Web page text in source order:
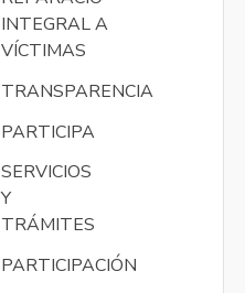
INTEGRAL A
VÍCTIMAS
TRANSPARENCIA
PARTICIPA
SERVICIOS
Y
TRÁMITES
PARTICIPACIÓN